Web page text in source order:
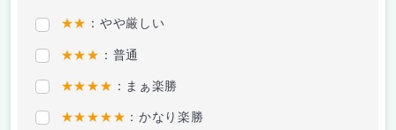
★★ ：やや厳しい
★★★ ：普通
★★★★ ：まぁ楽勝
★★★★★ ：かなり楽勝